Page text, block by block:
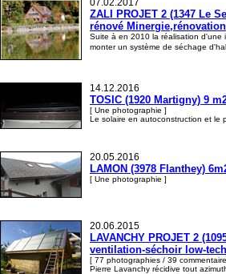
07.02.2017
ZALI PROJET 2 (1347 Le
rénové Minergie,rénovation
Suite à en 2010 la réalisation d'une
monter un système de séchage
14.12.2016
TOSIC (1920 Martigny) 9
[ Une photographie ]
Le solaire en autoconstruction et le
20.05.2016
LAMON (3978 Flanthey)
[ Une photographie ]
20.06.2015
LAVANCHY PROJET 2
ventilation-séchoir low-
[ 77 photographies / 39
Pierre Lavanchy récidive tout